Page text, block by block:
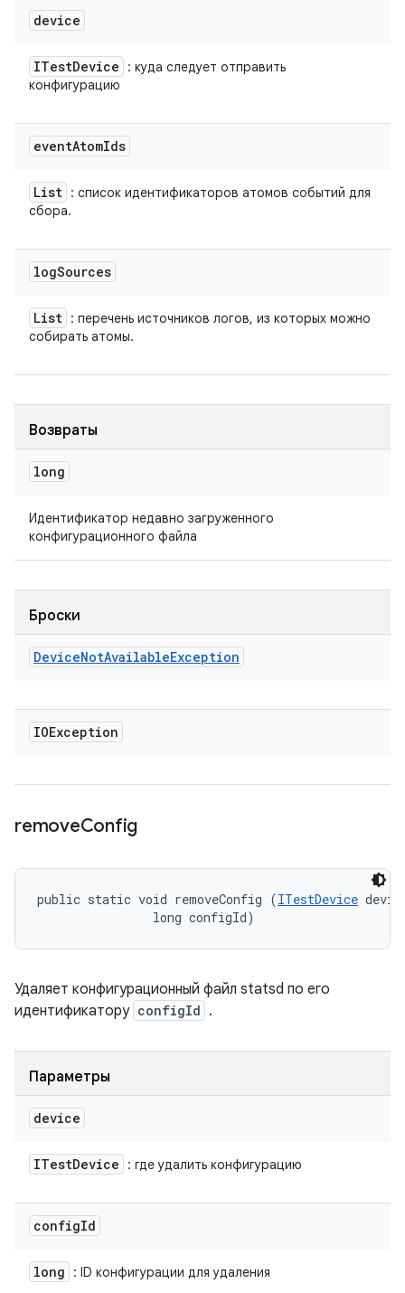
device
ITestDevice
: куда следует отправить
конфигурацию
eventAtomIds
List : список идентификаторов атомов событий для
сбора.
logSources
List : перечень источников логов, из которых можно
собирать атомы.
Возвраты
long
Идентификатор недавно загруженного
конфигурационного файла
Броски
DeviceNotAvailableException
IOException
removeConfig
public static void removeConfig (ITestDevice
                long configId)
Удаляет конфигурационный файл statsd по его
идентификатору configId .
Параметры
device
ITestDevice : где удалить конфигурацию
configId
long : ID конфигурации для удаления